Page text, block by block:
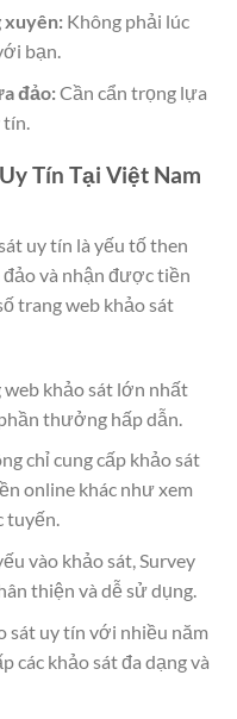
xuyên:Không phải lúc
bạn.
đảo:Cần cẩn trọng lựa
Tín Tại Việt Nam
uy tín là yếu tố then
và nhận được tiền
trang web khảo sát
khảo sát lớn nhất
thưởng hấp dẫn.
chỉ cung cấp khảo sát
online khác như xem
tuyến.
vào khảo sát, Survey
thiện và dễ sử dụng.
sát uy tín với nhiều năm
các khảo sát đa dạng và